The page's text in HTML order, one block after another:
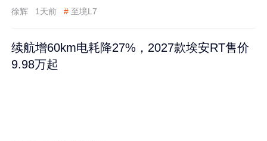
徐辉 1天前 # 至境L7
续航增60km电耗降27%，2027款埃安RT售价
9.98万起